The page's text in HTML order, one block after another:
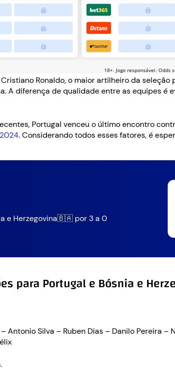
Ronaldo, o maior artilheiro da seleção
A diferença de qualidade entre as equipes
Portugal venceu o último encontro
. Considerando todos esses fatores, é
e Herzegovina🇧🇦 por 3 a 0
para Portugal e Bósnia e
Antonio Silva – Ruben Dias – Danilo Pereira